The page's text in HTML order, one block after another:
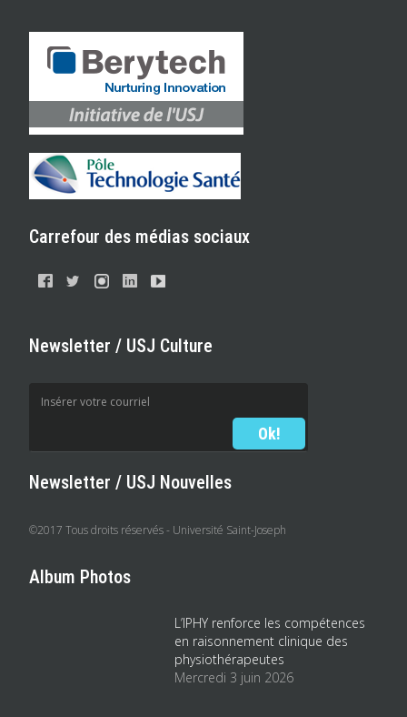
Carrefour des médias sociaux
Newsletter / USJ Culture
Newsletter / USJ Nouvelles
©2017 Tous droits réservés - Université Saint-Joseph
Album Photos
L’IPHY renforce les compétences
en raisonnement clinique des
physiothérapeutes
Mercredi 3 juin 2026